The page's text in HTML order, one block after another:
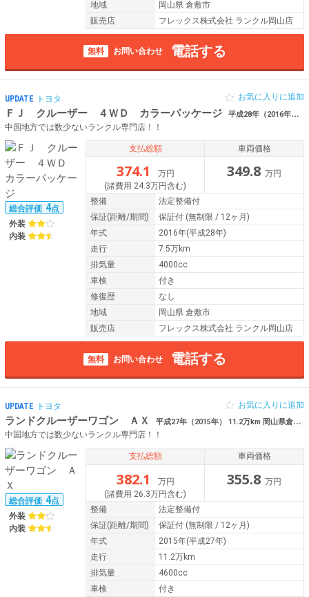
地域
岡山県 倉敷市
販売店
フレックス株式会社 ランクル岡山店
無料 お問い合わせ 電話する
UPDATE トヨタ
ＦＪ クルーザー ４ＷＤ カラーパッケージ 平成28年（2016年） 7.5万km 岡山県倉敷市 【厳選仕入】 リフトアップ
中国地方では数少ないランクル専門店！！
お気に入りに追加
総合評価 4点
外装
内装
支払総額
374.1
万円
(諸費用 24.3万円含む)
車両価格
349.8 万円
整備
法定整備付
保証(距離/期間) 保証付 (無制限 / 12ヶ月)
年式
2016年(平成28年)
走行
7.5万km
排気量
4000cc
車検
付き
修復歴
なし
地域
岡山県 倉敷市
販売店
フレックス株式会社 ランクル岡山店
無料 お問い合わせ 電話する
UPDATE トヨタ
ランドクルーザーワゴン ＡＸ 平成27年（2015年） 11.2万km 岡山県倉敷市 【買取直販】 フロントスポイラー
中国地方では数少ないランクル専門店！！
お気に入りに追加
総合評価 4点
外装
内装
支払総額
382.1
万円
(諸費用 26.3万円含む)
車両価格
355.8 万円
整備
法定整備付
保証(距離/期間) 保証付 (無制限 / 12ヶ月)
年式
2015年(平成27年)
走行
11.2万km
排気量
4600cc
車検
付き